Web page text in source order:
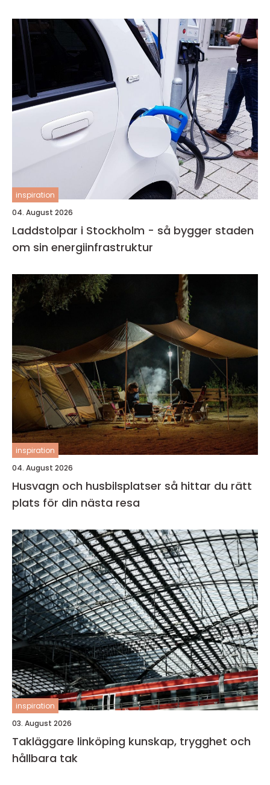
inspiration
04. August 2026
Laddstolpar i Stockholm - så bygger staden
om sin energiinfrastruktur
inspiration
04. August 2026
Husvagn och husbilsplatser så hittar du rätt
plats för din nästa resa
inspiration
03. August 2026
Takläggare linköping kunskap, trygghet och
hållbara tak